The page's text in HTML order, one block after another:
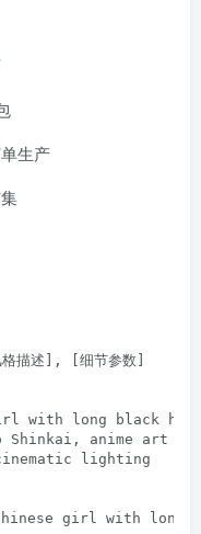
生产
描述], [细节参数]
girl with long black
Shinkai, anime art
lighting